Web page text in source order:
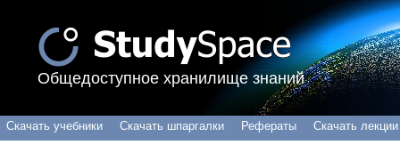
Общедоступное хранилище знаний
Скачать учебники Скачать шпаргалки Рефераты Скачать лекции